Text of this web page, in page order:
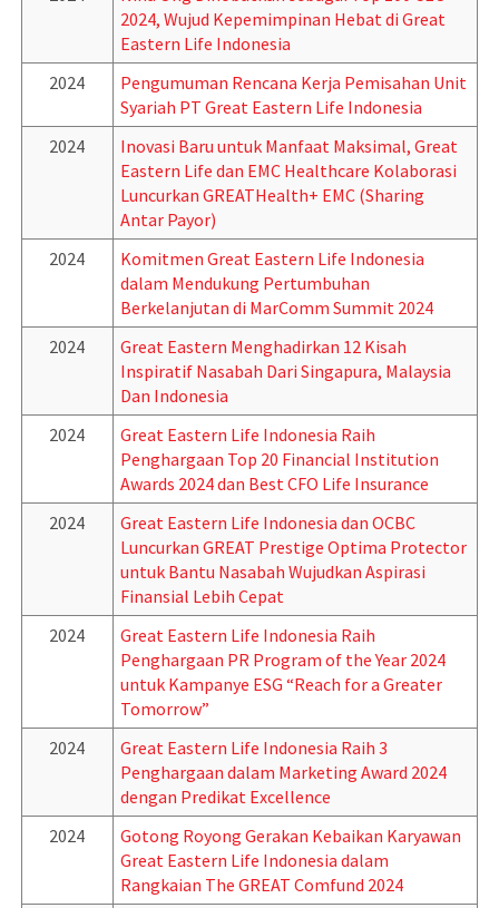
2024, Wujud Kepemimpinan Hebat di Great
Eastern Life Indonesia
2024
Pengumuman Rencana Kerja Pemisahan Unit
Syariah PT Great Eastern Life Indonesia
2024
Inovasi Baru untuk Manfaat Maksimal, Great
Eastern Life dan EMC Healthcare Kolaborasi
Luncurkan GREATHealth+ EMC (Sharing
Antar Payor)
2024
Komitmen Great Eastern Life Indonesia
dalam Mendukung Pertumbuhan
Berkelanjutan di MarComm Summit 2024
2024
Great Eastern Menghadirkan 12 Kisah
Inspiratif Nasabah Dari Singapura, Malaysia
Dan Indonesia
2024
Great Eastern Life Indonesia Raih
Penghargaan Top 20 Financial Institution
Awards 2024 dan Best CFO Life Insurance
2024
Great Eastern Life Indonesia dan OCBC
Luncurkan GREAT Prestige Optima Protector
untuk Bantu Nasabah Wujudkan Aspirasi
Finansial Lebih Cepat
2024
Great Eastern Life Indonesia Raih
Penghargaan PR Program of the Year 2024
untuk Kampanye ESG “Reach for a Greater
Tomorrow”
2024
Great Eastern Life Indonesia Raih 3
Penghargaan dalam Marketing Award 2024
dengan Predikat Excellence
2024
Gotong Royong Gerakan Kebaikan Karyawan
Great Eastern Life Indonesia dalam
Rangkaian The GREAT Comfund 2024